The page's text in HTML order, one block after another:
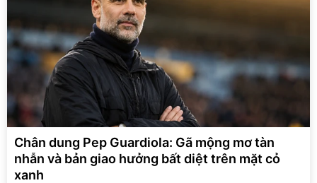
Chân dung Pep Guardiola: Gã mộng mơ tàn
nhẫn và bản giao hưởng bất diệt trên mặt cỏ
xanh